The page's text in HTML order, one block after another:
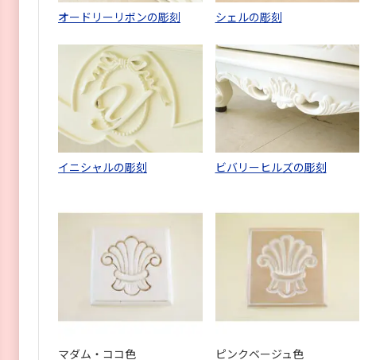
オードリーリボンの彫刻 シェルの彫刻
イニシャルの彫刻 ビバリーヒルズの彫刻
マダム・ココ色 ピンクベージュ色